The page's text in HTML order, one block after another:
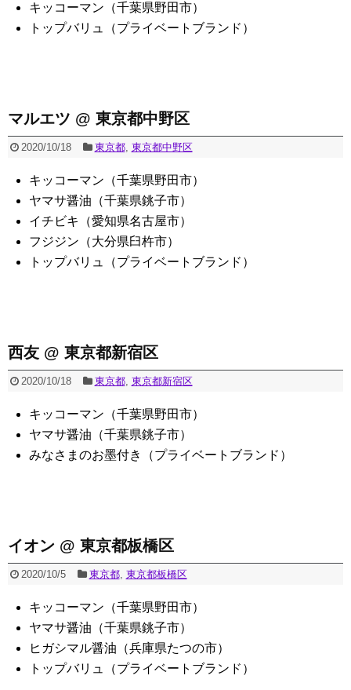
キッコーマン（千葉県野田市）
トップバリュ（プライベートブランド）
マルエツ @ 東京都中野区
2020/10/18 東京都, 東京都中野区
キッコーマン（千葉県野田市）
ヤマサ醤油（千葉県銚子市）
イチビキ（愛知県名古屋市）
フジジン（大分県臼杵市）
トップバリュ（プライベートブランド）
西友 @ 東京都新宿区
2020/10/18 東京都, 東京都新宿区
キッコーマン（千葉県野田市）
ヤマサ醤油（千葉県銚子市）
みなさまのお墨付き（プライベートブランド）
イオン @ 東京都板橋区
2020/10/5 東京都, 東京都板橋区
キッコーマン（千葉県野田市）
ヤマサ醤油（千葉県銚子市）
ヒガシマル醤油（兵庫県たつの市）
トップバリュ（プライベートブランド）